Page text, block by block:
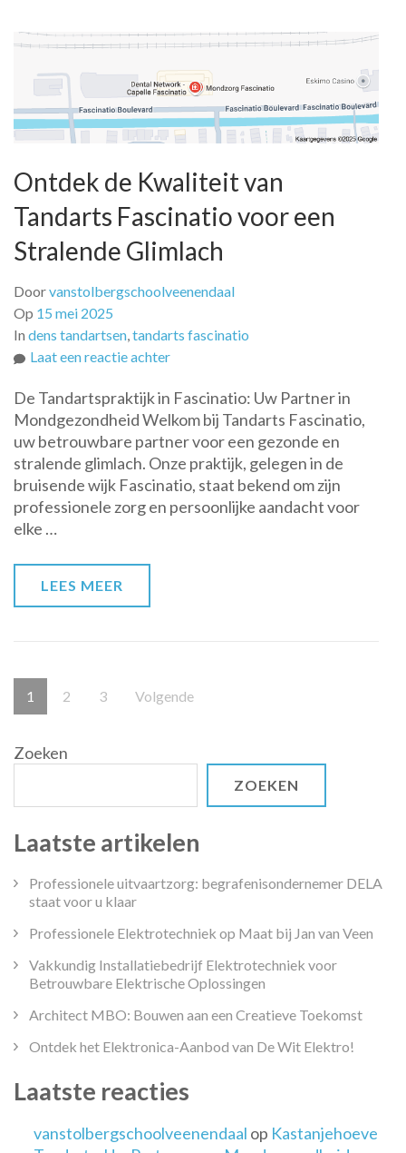
Ontdek de Kwaliteit van
Tandarts Fascinatio voor een
Stralende Glimlach
Doorvanstolbergschoolveenendaal
Op 15 mei 2025
In dens tandartsen,tandarts fascinatio
Laat een reactie achterop
de
Kwaliteit
van
Tandarts
Fascinatio
voor
De Tandartspraktijk in Fascinatio: Uw Partner in
Mondgezondheid Welkom bij Tandarts Fascinatio,
uw betrouwbare partner voor een gezonde en
stralende glimlach. Onze praktijk, gelegen in de
bruisende wijk Fascinatio, staat bekend om zijn
professionele zorg en persoonlijke aandacht voor
elke …
LEES MEER
Berichten
paginering
Pagina
1 Pagina
2 Pagina
3 Volgende
Zoeken
ZOEKEN
Laatste artikelen
Professionele uitvaartzorg: begrafenisondernemer DELA
staat voor u klaar
Professionele Elektrotechniek op Maat bij Jan van Veen
Vakkundig Installatiebedrijf Elektrotechniek voor
Betrouwbare Elektrische Oplossingen
Architect MBO: Bouwen aan een Creatieve Toekomst
Ontdek het Elektronica-Aanbod van De Wit Elektro!
Laatste reacties
vanstolbergschoolveenendaal op Kastanjehoeve